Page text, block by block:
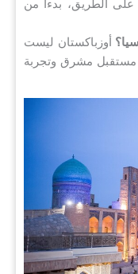
الطريق، بدءاً من
أوزباكستان ليست
مستقبل مشرق وتجربة